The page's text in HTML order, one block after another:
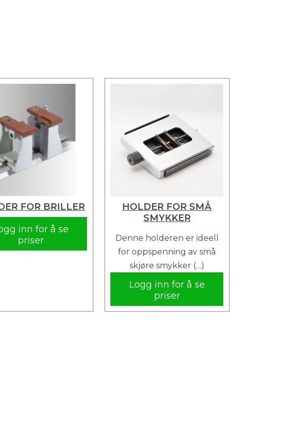
FOR BRILLER
inn for å se
priser
HOLDER FOR SMÅ
SMYKKER
Denne holderen er ideell
for oppspenning av små
skjøre smykker (…)
Logg inn for å se
priser